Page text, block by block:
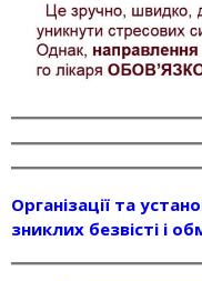
Організації та
зниклих безвісті і